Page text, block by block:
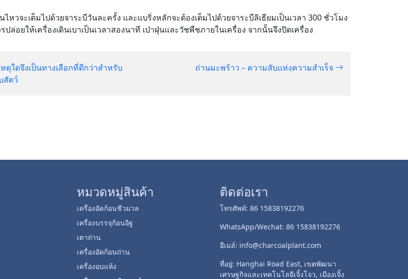
หวจะเต็มไปด้วยจาระบีวันละครั้ง และแบริ่งหลักจะต้องเต็มไปด้วยจาระบีลิเธียมเป็นเวลา 300 ชั่วโมง
ปล่อยให้เครื่องเดินเบาเป็นเวลาสองนาที เป่าฝุ่นและวัชพืชภายในเครื่อง จากนั้นจึงปิดเครื่อง
ตุใดจึงเป็นทางเลือกที่ดีกว่าสำหรับ
สัตว์
ถ่านมะพร้าว – ความลับแห่งความสำเร็จ
หมวดหมู่สินค้า
เครื่องอัดก้อนชีวมวล
เครื่องบรรจุก้อนอิฐ
เตาถ่าน
เครื่องอัดก้อนถ่าน
เครื่องอบแห้ง
ติดต่อเรา
โทรศัพท์: 86 15838192276
WhatsApp/Wechat: 86 15838192276
อีเมล์: info@charcoalplant.com
ที่อยู่: Hanghai Road East, เขตพัฒนา
เศรษฐกิจและเทคโนโลยีเจิ้งโจว, เมืองเจิ้ง